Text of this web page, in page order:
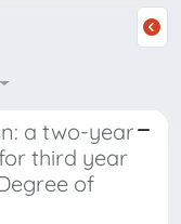
a two-year
third year
of